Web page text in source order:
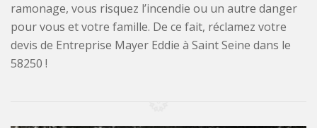
ramonage, vous risquez l’incendie ou un autre danger
pour vous et votre famille. De ce fait, réclamez votre
devis de Entreprise Mayer Eddie à Saint Seine dans le
58250 !